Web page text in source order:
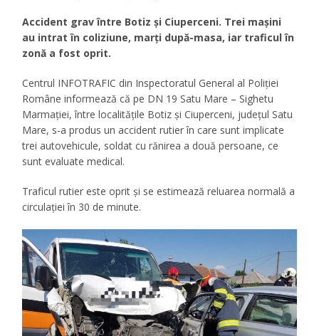
Accident grav între Botiz și Ciuperceni. Trei mașini
au intrat în coliziune, marți după-masa, iar traficul în
zonă a fost oprit.
Centrul INFOTRAFIC din Inspectoratul General al Poliției
Române informează că pe DN 19 Satu Mare – Sighetu
Marmației, între localitățile Botiz și Ciuperceni, județul Satu
Mare, s-a produs un accident rutier în care sunt implicate
trei autovehicule, soldat cu rănirea a două persoane, ce
sunt evaluate medical.
Traficul rutier este oprit și se estimează reluarea normală a
circulației în 30 de minute.